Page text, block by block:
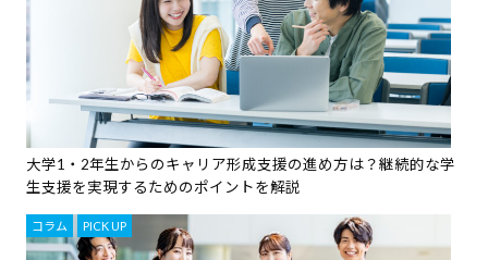
大学1・2年生からのキャリア形成支援の進め方は？継続的な学
生支援を実現するためのポイントを解説
コラム PICK UP